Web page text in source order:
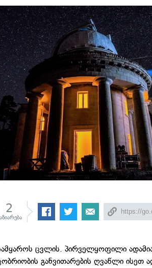
2
ცვლის. პირველყოფილი
განვითარების ღვაწლი ისეთ